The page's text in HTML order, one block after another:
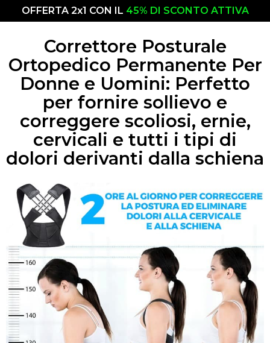
OFFERTA 2x1 CON IL 45% DI SCONTO ATTIVA
Correttore Posturale
Ortopedico Permanente Per
Donne e Uomini: Perfetto
per fornire sollievo e
correggere scoliosi, ernie,
cervicali e tutti i tipi di
dolori derivanti dalla schiena